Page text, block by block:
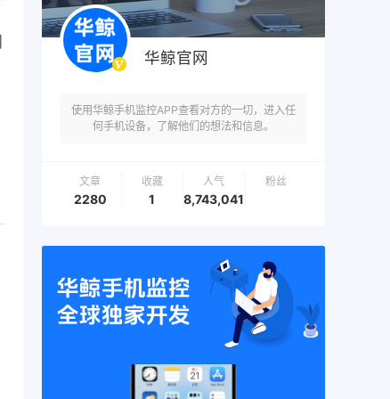
华鲸官网
使用华鲸手机监控APP查看对方的一切，进入任
何手机设备，了解他们的想法和信息。
文章
2280
收藏
1
人气
8,743,041
粉丝